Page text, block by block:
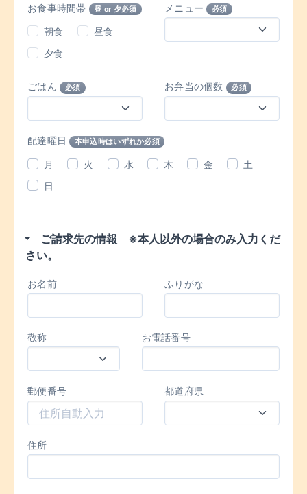
お食事時間帯 昼 or 夕必須
朝食
昼食
夕食
メニュー 必須
ごはん 必須 お弁当の個数 必須
配達曜日 本申込時はいずれか必須
月 火 水 木 金
土
日
ご請求先の情報 ※本人以外の場合のみ入力くだ
さい。
お名前 ふりがな
敬称 お電話番号
郵便番号 都道府県
住所